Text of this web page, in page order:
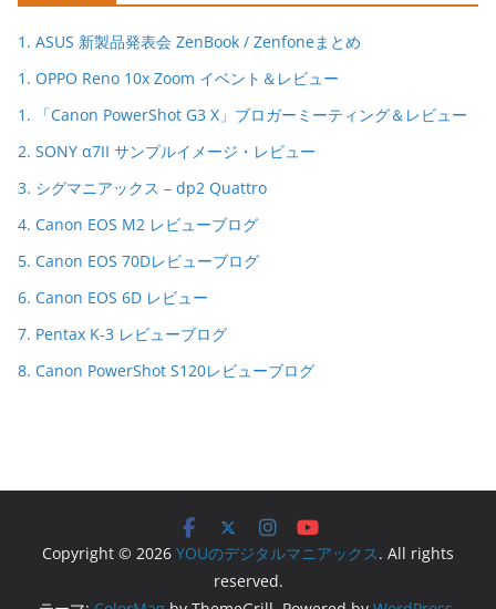
1. ASUS 新製品発表会 ZenBook / Zenfoneまとめ
1. OPPO Reno 10x Zoom イベント＆レビュー
1. 「Canon PowerShot G3 X」ブロガーミーティング＆レビュー
2. SONY α7II サンプルイメージ・レビュー
3. シグマニアックス – dp2 Quattro
4. Canon EOS M2 レビューブログ
5. Canon EOS 70Dレビューブログ
6. Canon EOS 6D レビュー
7. Pentax K-3 レビューブログ
8. Canon PowerShot S120レビューブログ
Copyright © 2026 YOUのデジタルマニアックス. All rights
reserved.